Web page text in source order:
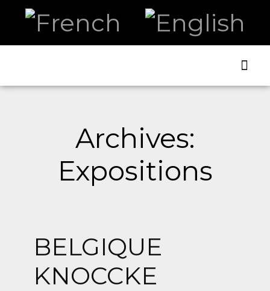
Archives:
Expositions
BELGIQUE
KNOCCKE